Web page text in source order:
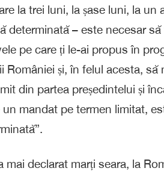
la trei luni, la șase luni, la
determinată – este necesar
pe care ți le-ai propus în
României și, în felul acesta,
din partea președintelui și
un mandat pe termen limitat,
mai declarat marți seara, la